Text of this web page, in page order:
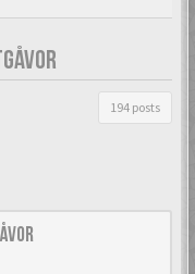
194 posts